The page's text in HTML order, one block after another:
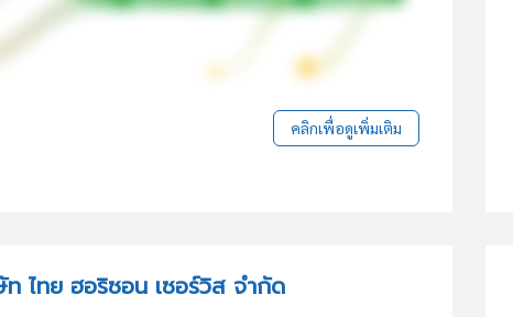
คลิกเพื่อดูเพิ่มเติม
ไทย ฮอริซอน เซอร์วิส จำกัด